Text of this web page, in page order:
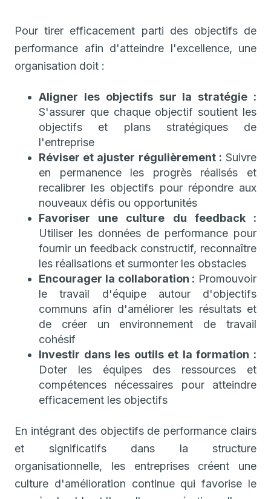
Pour tirer efficacement parti des objectifs de
performance afin d'atteindre l'excellence, une
organisation doit :
Aligner les objectifs sur la stratégie :
S'assurer que chaque objectif soutient les
objectifs et plans stratégiques de
l'entreprise
Réviser et ajuster régulièrement : Suivre
en permanence les progrès réalisés et
recalibrer les objectifs pour répondre aux
nouveaux défis ou opportunités
Favoriser une culture du feedback :
Utiliser les données de performance pour
fournir un feedback constructif, reconnaître
les réalisations et surmonter les obstacles
Encourager la collaboration : Promouvoir
le travail d'équipe autour d'objectifs
communs afin d'améliorer les résultats et
de créer un environnement de travail
cohésif
Investir dans les outils et la formation :
Doter les équipes des ressources et
compétences nécessaires pour atteindre
efficacement les objectifs
En intégrant des objectifs de performance clairs
et significatifs dans la structure
organisationnelle, les entreprises créent une
culture d'amélioration continue qui favorise le